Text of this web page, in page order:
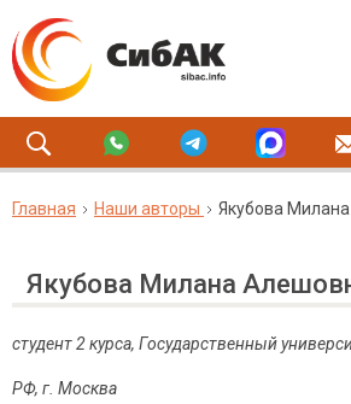
Главная Наши авторы Якубова
Якубова Милана
студент 2 курса, Государственный
РФ, г. Москва